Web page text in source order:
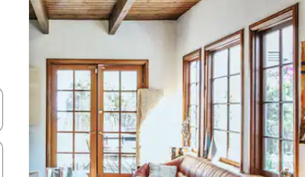
se strelicama prema gore i prema dolje, kao i